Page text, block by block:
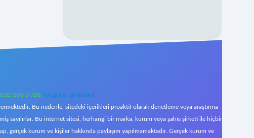
606 0 726 Telegram: @karabul
Bu nedenle, sitedeki içerikleri proaktif olarak denetleme veya araştırma
sayılırlar. Bu internet sitesi, herhangi bir marka, kurum veya şahıs şirketi ile hiçbir
gerçek kurum ve kişiler hakkında paylaşım yapılmamaktadır. Gerçek kurum ve